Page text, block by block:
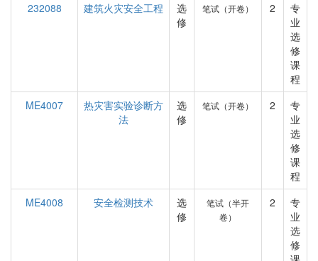
232088
建筑火灾安全工程
选
修
笔试（开卷） 2
专
业
选
修
课
程
ME4007
热灾害实验诊断方
法
选
修
笔试（开卷） 2
专
业
选
修
课
程
ME4008
安全检测技术
选
修
笔试（半开
卷）
2
专
业
选
修